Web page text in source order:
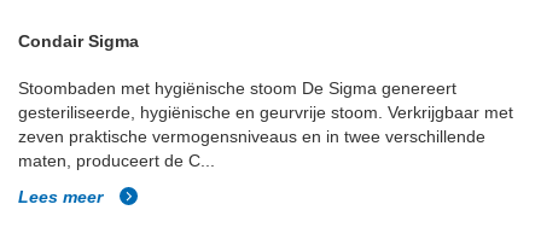
Condair Sigma
Stoombaden met hygiënische stoom De Sigma genereert
gesteriliseerde, hygiënische en geurvrije stoom. Verkrijgbaar met
zeven praktische vermogensniveaus en in twee verschillende
maten, produceert de C...
Lees meer